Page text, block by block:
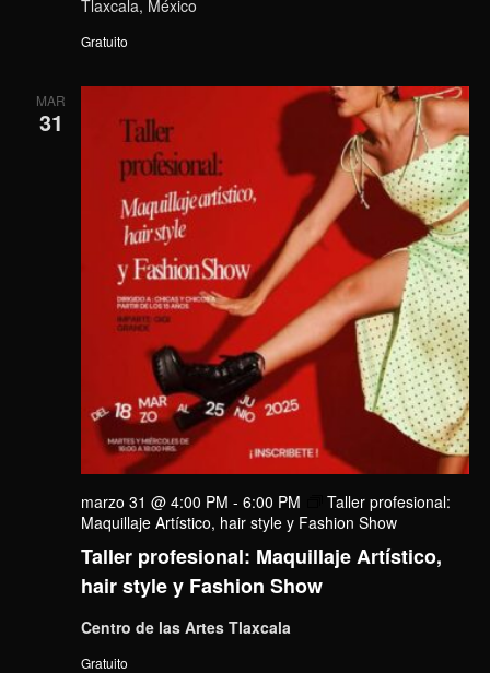
Tlaxcala, México
Gratuito
MAR
31
Taller profesional: Maquillaje Artístico,
hair style y Fashion Show
marzo 31 @ 4:00 PM - 6:00 PM
Taller profesional:
Maquillaje Artístico, hair style y Fashion Show
Centro de las Artes Tlaxcala
Gratuito